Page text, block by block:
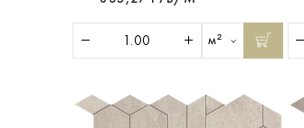
м²